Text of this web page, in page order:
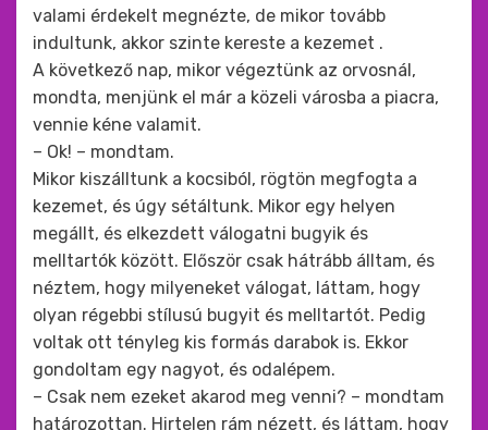
valami érdekelt megnézte, de mikor tovább
indultunk, akkor szinte kereste a kezemet .
A következő nap, mikor végeztünk az orvosnál,
mondta, menjünk el már a közeli városba a piacra,
vennie kéne valamit.
– Ok! – mondtam.
Mikor kiszálltunk a kocsiból, rögtön megfogta a
kezemet, és úgy sétáltunk. Mikor egy helyen
megállt, és elkezdett válogatni bugyik és
melltartók között. Először csak hátrább álltam, és
néztem, hogy milyeneket válogat, láttam, hogy
olyan régebbi stílusú bugyit és melltartót. Pedig
voltak ott tényleg kis formás darabok is. Ekkor
gondoltam egy nagyot, és odalépem.
– Csak nem ezeket akarod meg venni? – mondtam
határozottan. Hirtelen rám nézett, és láttam, hogy